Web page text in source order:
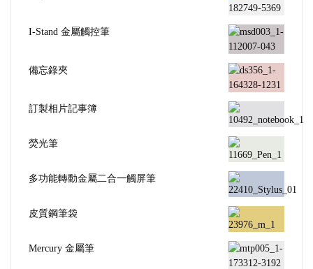
I-Stand 金屬觸控筆
備忘錄夾
訂製相片記事簿
熒光筆
多功能轉動金屬二合一觸屏筆
皮質鋼筆袋
Mercury 金屬筆